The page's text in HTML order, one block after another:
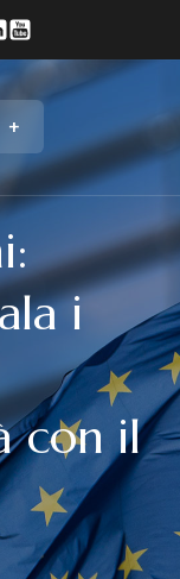
+
i
con il